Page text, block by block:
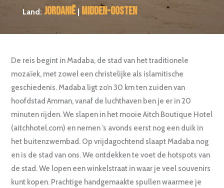
Land: Jordanië| Midden-Oosten
De reis begint in Madaba, de stad van het traditionele
mozaïek, met zowel een christelijke als islamitische
geschiedenis. Madaba ligt zo’n 30 km ten zuiden van
hoofdstad Amman, vanaf de luchthaven ben je er in 20
minuten rijden. We slapen in het mooie Aitch Boutique Hotel
(aitchhotel.com) en nemen ’s avonds eerst nog een duik in
het buitenzwembad. Op vrijdagochtend slaapt Madaba nog
en is de stad van ons. We ontdekken te voet de hotspots van
de stad. We lopen een winkelstraat in waar je veel souvenirs
kunt kopen. Prachtige handgemaakte spullen waarmee je